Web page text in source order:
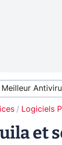
Meilleur
Logiciels
et